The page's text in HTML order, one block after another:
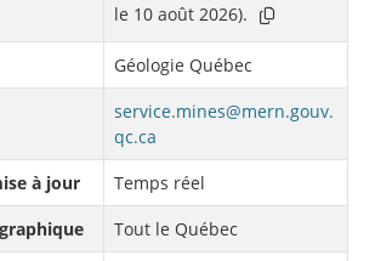
le 10 août 2026).
Géologie Québec
service.mines@mern.gouv.
qc.ca
à jour
Temps réel
Tout le Québec